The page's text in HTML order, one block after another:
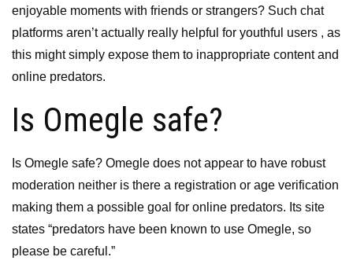
enjoyable moments with friends or strangers? Such chat
platforms aren’t actually really helpful for youthful users , as
this might simply expose them to inappropriate content and
online predators.
Is Omegle safe?
Is Omegle safe? Omegle does not appear to have robust
moderation neither is there a registration or age verification
making them a possible goal for online predators. Its site
states “predators have been known to use Omegle, so
please be careful.”